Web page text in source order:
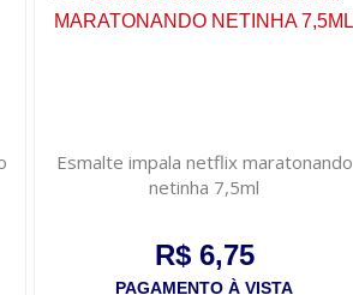
Esmalte impala netflix maratonando
netinha 7,5ml
R$ 6,75
PAGAMENTO À VISTA